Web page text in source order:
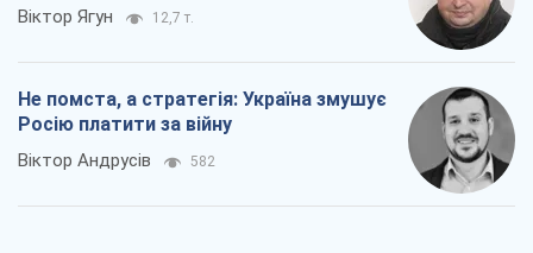
Віктор Ягун 12,7 т.
Не помста, а стратегія: Україна змушує
Росію платити за війну
Віктор Андрусів 582